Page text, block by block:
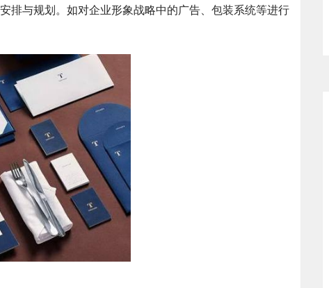
与规划。如对企业形象战略中的广告、包装系统等进行